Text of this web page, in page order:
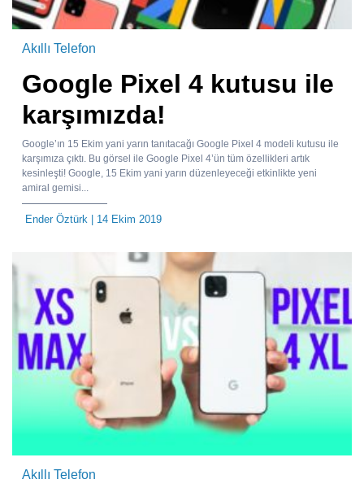
Akıllı Telefon
Google Pixel 4 kutusu ile
karşımızda!
Google’ın 15 Ekim yani yarın tanıtacağı Google Pixel 4 modeli kutusu ile
karşımıza çıktı. Bu görsel ile Google Pixel 4’ün tüm özellikleri artık
kesinleşti! Google, 15 Ekim yani yarın düzenleyeceği etkinlikte yeni
amiral gemisi...
Ender Öztürk | 14 Ekim 2019
Akıllı Telefon